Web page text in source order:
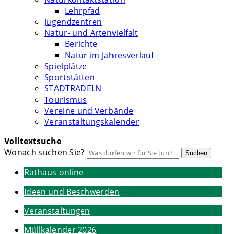
Lehrpfad
Jugendzentren
Natur- und Artenvielfalt
Berichte
Natur im Jahresverlauf
Spielplätze
Sportstätten
STADTRADELN
Tourismus
Vereine und Verbände
Veranstaltungskalender
Volltextsuche
Wonach suchen Sie?
Suchen
Rathaus online
Ideen und Beschwerden
Veranstaltungen
Müllkalender 2026